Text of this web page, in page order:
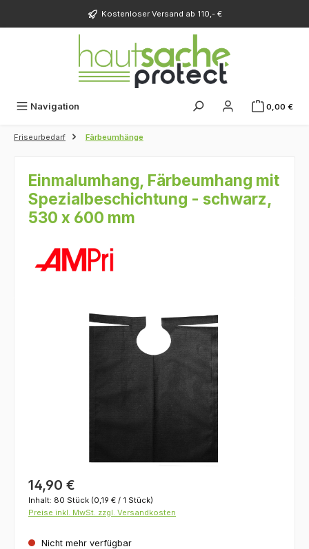
Zum Hauptinhalt springenKostenloser Versand ab 110,- €
Navigation 0,00 €
Friseurbedarf Färbeumhänge
Einmalumhang, Färbeumhang mit
Spezialbeschichtung - schwarz,
530 x 600 mm
Bildergalerie überspringen
Regulärer Preis:
14,90 €
Inhalt: 80 Stück (0,19 € / 1 Stück)
Preise inkl. MwSt. zzgl. Versandkosten
Nicht mehr verfügbar